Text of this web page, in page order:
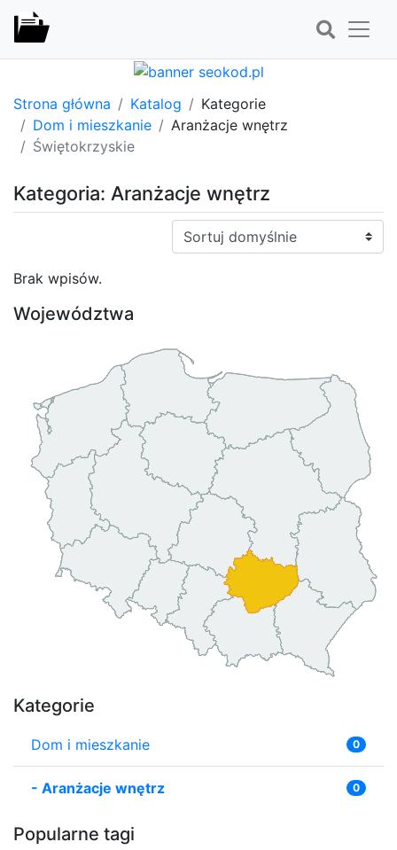
Strona główna Katalog
Kategorie
Dom i mieszkanie
Aranżacje wnętrz
Świętokrzyskie
Kategoria: Aranżacje wnętrz
Sortuj:
Brak wpisów.
Województwa
Kategorie
Dom i mieszkanie 0
- Aranżacje wnętrz 0
Popularne tagi